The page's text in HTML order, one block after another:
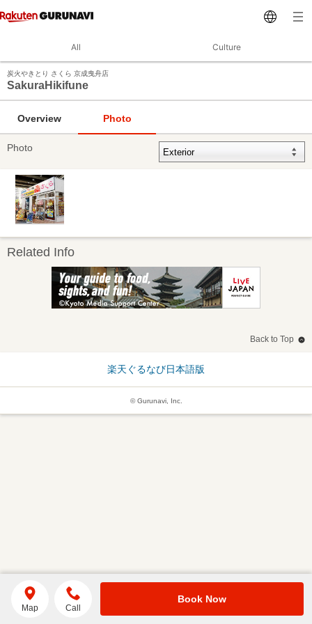
All Culture
炭火やきとり さくら 京成曳舟店
SakuraHikifune
Overview Photo
Photo
Related Info
Back to Top
楽天ぐるなび日本語版
© Gurunavi, Inc.
Map Call
Book Now